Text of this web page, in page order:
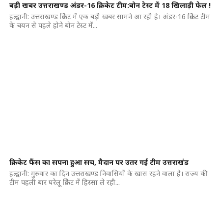
बड़ी खबर उत्तराखण्ड अंडर-16 क्रिकेट टीम:बोन टेस्ट में 18 खिलाड़ी फेल !
हल्द्वानी: उत्तराखण्ड क्रिकेट में एक बड़ी खबर सामने आ रही है। अंडर-16 क्रिकेट टीम
के चयन से पहले होने बोन टेस्ट में...
क्रिकेट फैंस का सपना हुआ सच, मैदान पर उतर गई टीम उत्तराखंड
हल्द्वानी: गुरुवार का दिन उत्तराखण्ड निवासियों के खास रहने वाला है। राज्य की
टीम पहली बार घरेलू क्रिकेट में हिस्सा ले रही...